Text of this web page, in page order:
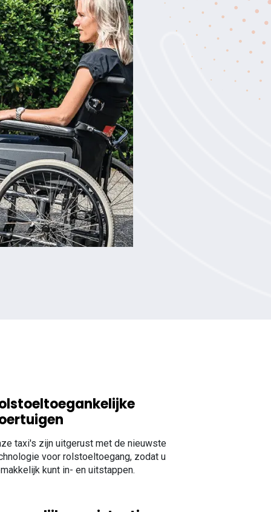
taxi's zijn uitgerust met de nieuwste
voor rolstoeltoegang, zodat u
kunt in- en uitstappen.